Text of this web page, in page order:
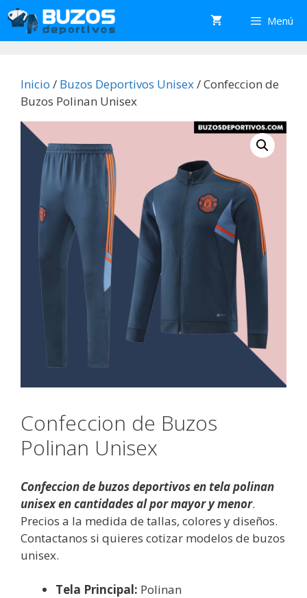
Saltar
al
contenido
Menú
Inicio / Buzos Deportivos Unisex/ Confeccion de
Buzos Polinan Unisex
Confeccion de Buzos
Polinan Unisex
Confeccion de buzos deportivos en tela polinan
unisex en cantidades al por mayor y menor.
Precios a la medida de tallas, colores y diseños.
Contactanos si quieres cotizar modelos de buzos
unisex.
Tela Principal: Polinan